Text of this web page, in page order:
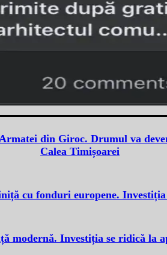
din Giroc. Drumul va
Calea Timișoarei
cu fonduri europene. Investiția
modernă. Investiția se ridică la